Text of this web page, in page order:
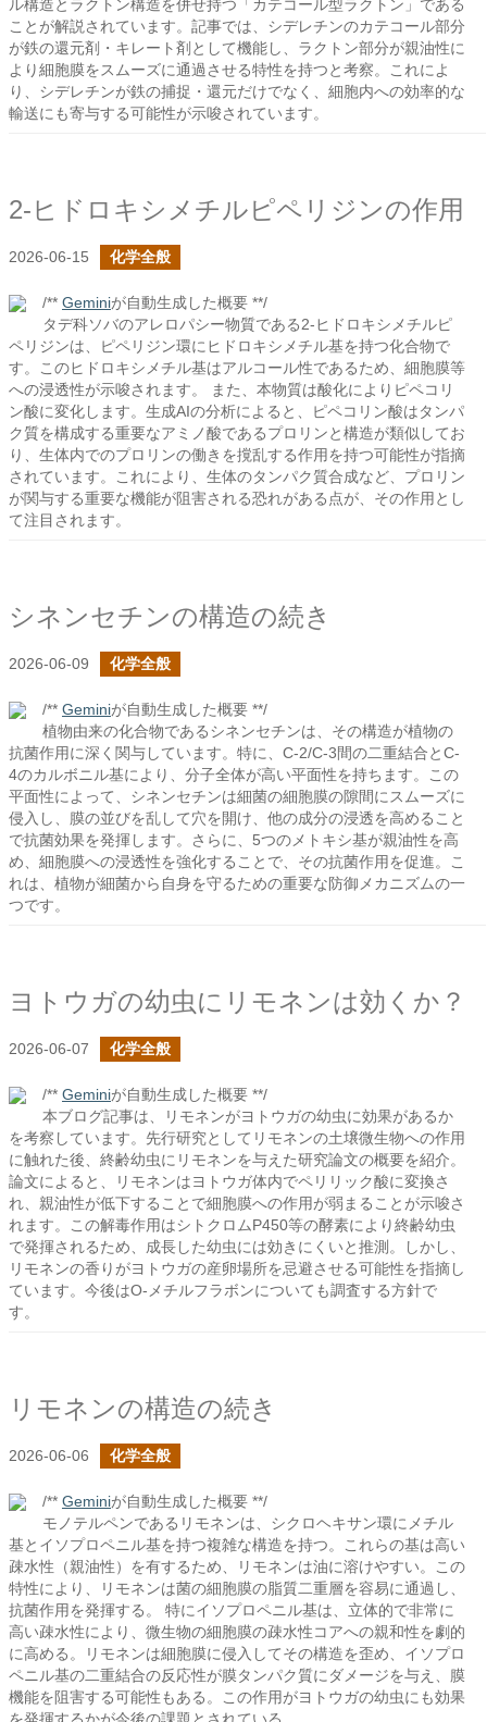
ル構造とラクトン構造を併せ持つ「カテコール型ラクトン」である
ことが解説されています。記事では、シデレチンのカテコール部分
が鉄の還元剤・キレート剤として機能し、ラクトン部分が親油性に
より細胞膜をスムーズに通過させる特性を持つと考察。これによ
り、シデレチンが鉄の捕捉・還元だけでなく、細胞内への効率的な
輸送にも寄与する可能性が示唆されています。
2-ヒドロキシメチルピペリジンの作用
2026-06-15 化学全般
/** Geminiが自動生成した概要 **/
タデ科ソバのアレロパシー物質である2-ヒドロキシメチルピ
ペリジンは、ピペリジン環にヒドロキシメチル基を持つ化合物で
す。このヒドロキシメチル基はアルコール性であるため、細胞膜等
への浸透性が示唆されます。 また、本物質は酸化によりピペコリ
ン酸に変化します。生成AIの分析によると、ピペコリン酸はタンパ
ク質を構成する重要なアミノ酸であるプロリンと構造が類似してお
り、生体内でのプロリンの働きを撹乱する作用を持つ可能性が指摘
されています。これにより、生体のタンパク質合成など、プロリン
が関与する重要な機能が阻害される恐れがある点が、その作用とし
て注目されます。
シネンセチンの構造の続き
2026-06-09 化学全般
/** Geminiが自動生成した概要 **/
植物由来の化合物であるシネンセチンは、その構造が植物の
抗菌作用に深く関与しています。特に、C-2/C-3間の二重結合とC-
4のカルボニル基により、分子全体が高い平面性を持ちます。この
平面性によって、シネンセチンは細菌の細胞膜の隙間にスムーズに
侵入し、膜の並びを乱して穴を開け、他の成分の浸透を高めること
で抗菌効果を発揮します。さらに、5つのメトキシ基が親油性を高
め、細胞膜への浸透性を強化することで、その抗菌作用を促進。こ
れは、植物が細菌から自身を守るための重要な防御メカニズムの一
つです。
ヨトウガの幼虫にリモネンは効くか？
2026-06-07 化学全般
/** Geminiが自動生成した概要 **/
本ブログ記事は、リモネンがヨトウガの幼虫に効果があるか
を考察しています。先行研究としてリモネンの土壌微生物への作用
に触れた後、終齢幼虫にリモネンを与えた研究論文の概要を紹介。
論文によると、リモネンはヨトウガ体内でペリリック酸に変換さ
れ、親油性が低下することで細胞膜への作用が弱まることが示唆さ
れます。この解毒作用はシトクロムP450等の酵素により終齢幼虫
で発揮されるため、成長した幼虫には効きにくいと推測。しかし、
リモネンの香りがヨトウガの産卵場所を忌避させる可能性を指摘し
ています。今後はO-メチルフラボンについても調査する方針で
す。
リモネンの構造の続き
2026-06-06 化学全般
/** Geminiが自動生成した概要 **/
モノテルペンであるリモネンは、シクロヘキサン環にメチル
基とイソプロペニル基を持つ複雑な構造を持つ。これらの基は高い
疎水性（親油性）を有するため、リモネンは油に溶けやすい。この
特性により、リモネンは菌の細胞膜の脂質二重層を容易に通過し、
抗菌作用を発揮する。 特にイソプロペニル基は、立体的で非常に
高い疎水性により、微生物の細胞膜の疎水性コアへの親和性を劇的
に高める。リモネンは細胞膜に侵入してその構造を歪め、イソプロ
ペニル基の二重結合の反応性が膜タンパク質にダメージを与え、膜
機能を阻害する可能性もある。この作用がヨトウガの幼虫にも効果